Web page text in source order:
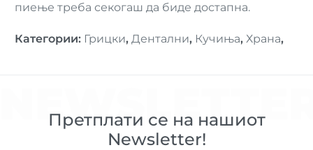
пиење треба секогаш да биде достапна.
Категории: Грицки, Дентални, Кучиња, Храна,
Претплати се на нашиот
Newsletter!